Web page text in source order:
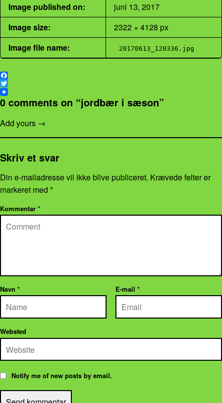
Image published on:
juni 13, 2017
Image size:
2322 × 4128 px
Image file name:
20170613_120336.jpg
F
a
c
e
o
k
T
w
i
t
r
0 comments on “jordbær i sæson”
Add yours →
Skriv et svar
Din e-mailadresse vil ikke blive publiceret. Krævede felter er
markeret med *
Kommentar *
Navn * E-mail *
Websted
Notify me of new posts by email.